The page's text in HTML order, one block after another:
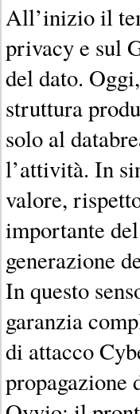
All’inizio il
privacy e sul
del dato.
struttura
solo al
l’attività. In
valore,
importante
generazione
In questo
garanzia
di attacco
propagazione